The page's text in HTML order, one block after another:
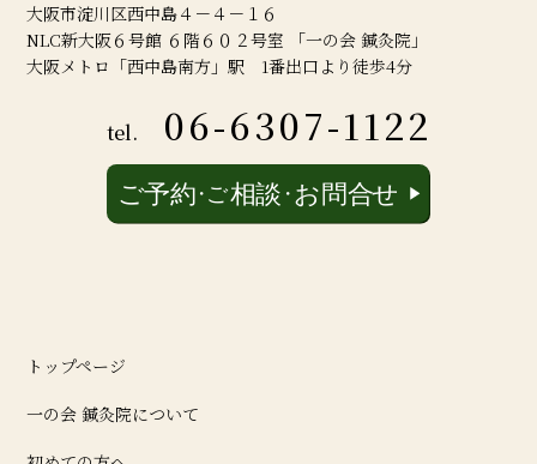
大阪市淀川区西中島４－４－１６
NLC新大阪６号館 ６階６０２号室 「一の会 鍼灸院」
大阪メトロ「西中島南方」駅 1番出口より徒歩4分
tel. 06-6307-1122
トップページ
一の会 鍼灸院について